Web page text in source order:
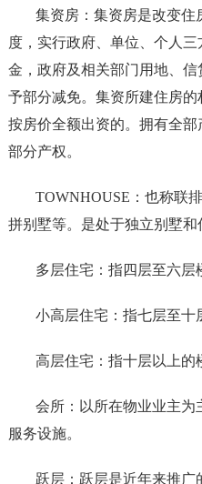
集资房：集资房是改变住
度，实行政府、单位、个人
金，政府及相关部门用地、
予部分减免。集资所建住房
按房价全额出资的。拥有全
部分产权。
TOWNHOUSE：也称联
拼别墅等。是处于独立别墅和
多层住宅：指四层至六层
小高层住宅：指七层至十
高层住宅：指十层以上的
会所：以所在物业业主为
服务设施。
跃层：跃层是近年来推广